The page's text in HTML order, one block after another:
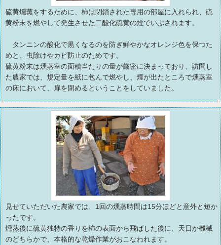
硫黄燻蒸をするために、柿は閉鎖された専用の部屋に入れられ、硫
黄粉末を燃やして発生させた二酸化硫黄の煙でいぶされます。
タンニンの酸化で黒くなるのを防ぎ鮮やかなオレンジ色を保つた
めと、虫除けやカビ防止のためです。
硫黄粉末は燻蒸室の面積当たりの量が厳密に決まっており、訪問し
た農家では、規定量を紙に包んで燃やし、煙が出たところで燻蒸室
の床において、扉を閉めるということをしていました。
見せていただいた農家では、1回の燻蒸時間は15分ほどと意外と短か
ったです。
燻蒸後に硫黄独特の香りを柿の表面から飛ばした後に、天日か機械
のどちらかで、本格的な乾燥作業がおこなわれます。